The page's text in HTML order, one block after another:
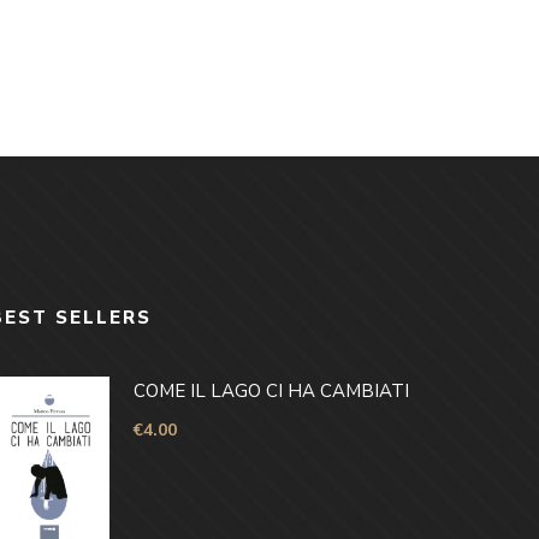
SELLERS
COME IL LAGO CI HA CAMBIATI
€4.00